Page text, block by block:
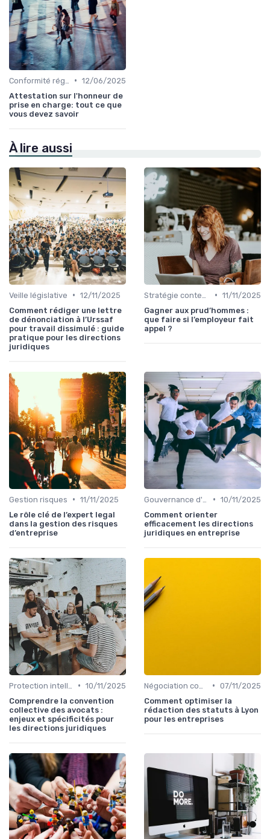
• 12/06/2025
Attestation sur l'honneur de
prise en charge: tout ce que
vous devez savoir
À lire aussi
Veille législative • 12/11/2025
Comment rédiger une lettre
de dénonciation à l’Urssaf
pour travail dissimulé : guide
pratique pour les directions
juridiques
• 11/11/2025
Gagner aux prud’hommes :
que faire si l’employeur fait
appel ?
Gestion risques • 11/11/2025
Le rôle clé de l’expert legal
dans la gestion des risques
d’entreprise
• 10/11/2025
Comment orienter
efficacement les directions
juridiques en entreprise
• 10/11/2025
Comprendre la convention
collective des avocats :
enjeux et spécificités pour
les directions juridiques
• 07/11/2025
Comment optimiser la
rédaction des statuts à Lyon
pour les entreprises